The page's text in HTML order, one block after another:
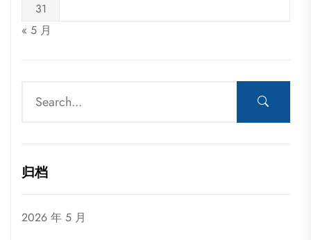
31
« 5 月
归档
2026 年 5 月